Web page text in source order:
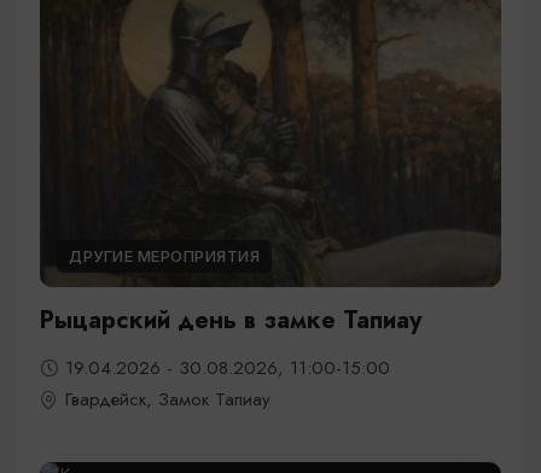
ДРУГИЕ МЕРОПРИЯТИЯ
Рыцарский день в замке Тапиау
19.04.2026 - 30.08.2026, 11:00-15:00
Гвардейск, Замок Тапиау